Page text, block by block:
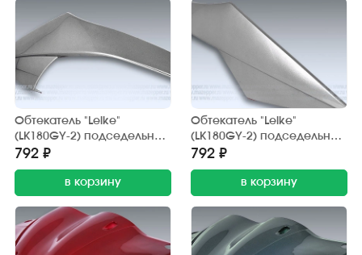
Обтекатель "Leike"
(LK180GY-2) подседельный
(серый) правый
792 ₽
в корзину
Обтекатель "Leike"
(LK180GY-2) подседельный
(серый) левый
792 ₽
в корзину